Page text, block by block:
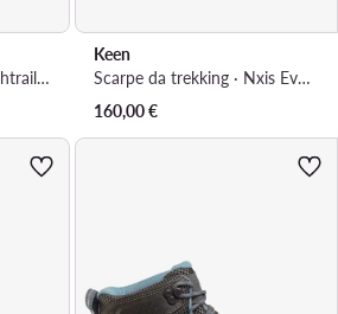
Scarpe da trekking · Hightrail Waterproof 1031843 · Marrone
Keen
Scarpe da trekking · Nxis Evo Mid Wp 1025911 · Nero
160,00€